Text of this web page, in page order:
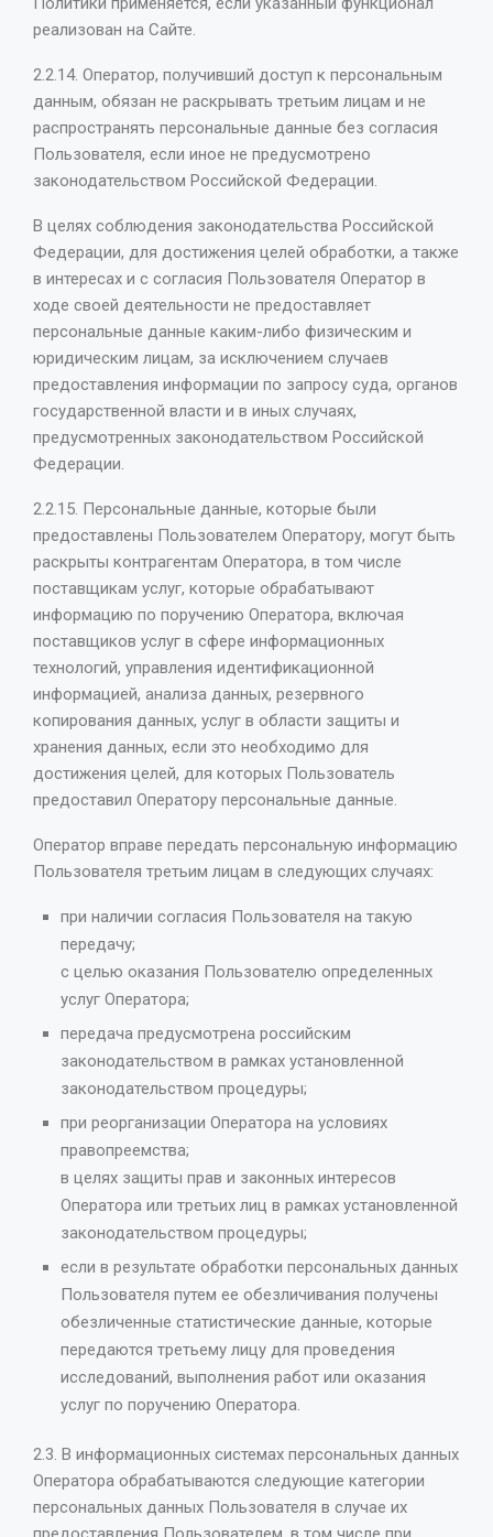
реализован на Сайте.
2.2.14. Оператор, получивший доступ к персональным
данным, обязан не раскрывать третьим лицам и не
распространять персональные данные без согласия
Пользователя, если иное не предусмотрено
законодательством Российской Федерации.
В целях соблюдения законодательства Российской
Федерации, для достижения целей обработки, а также
в интересах и с согласия Пользователя Оператор в
ходе своей деятельности не предоставляет
персональные данные каким-либо физическим и
юридическим лицам, за исключением случаев
предоставления информации по запросу суда, органов
государственной власти и в иных случаях,
предусмотренных законодательством Российской
Федерации.
2.2.15. Персональные данные, которые были
предоставлены Пользователем Оператору, могут быть
раскрыты контрагентам Оператора, в том числе
поставщикам услуг, которые обрабатывают
информацию по поручению Оператора, включая
поставщиков услуг в сфере информационных
технологий, управления идентификационной
информацией, анализа данных, резервного
копирования данных, услуг в области защиты и
хранения данных, если это необходимо для
достижения целей, для которых Пользователь
предоставил Оператору персональные данные.
Оператор вправе передать персональную информацию
Пользователя третьим лицам в следующих случаях:
при наличии согласия Пользователя на такую
передачу;
с целью оказания Пользователю определенных
услуг Оператора;
передача предусмотрена российским
законодательством в рамках установленной
законодательством процедуры;
при реорганизации Оператора на условиях
правопреемства;
в целях защиты прав и законных интересов
Оператора или третьих лиц в рамках установленной
законодательством процедуры;
если в результате обработки персональных данных
Пользователя путем ее обезличивания получены
обезличенные статистические данные, которые
передаются третьему лицу для проведения
исследований, выполнения работ или оказания
услуг по поручению Оператора.
2.3. В информационных системах персональных данных
Оператора обрабатываются следующие категории
персональных данных Пользователя в случае их